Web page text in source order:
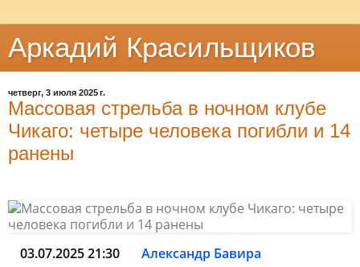
Аркадий Красильщиков
четверг, 3 июля 2025 г.
Массовая стрельба в ночном клубе
Чикаго: четыре человека погибли и 14
ранены
03.07.2025 21:30 Александр Бавира